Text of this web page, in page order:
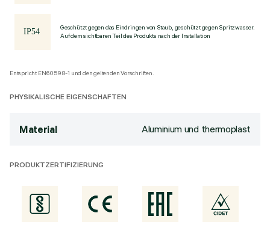
Geschützt gegen das Eindringen von Staub, geschützt gegen Spritzwasser.
Auf dem sichtbaren Teil des Produkts nach der Installation
Entspricht EN60598-1 und den geltenden Vorschriften.
PHYSIKALISCHE EIGENSCHAFTEN
Material Aluminium und thermoplast
PRODUKTZERTIFIZIERUNG